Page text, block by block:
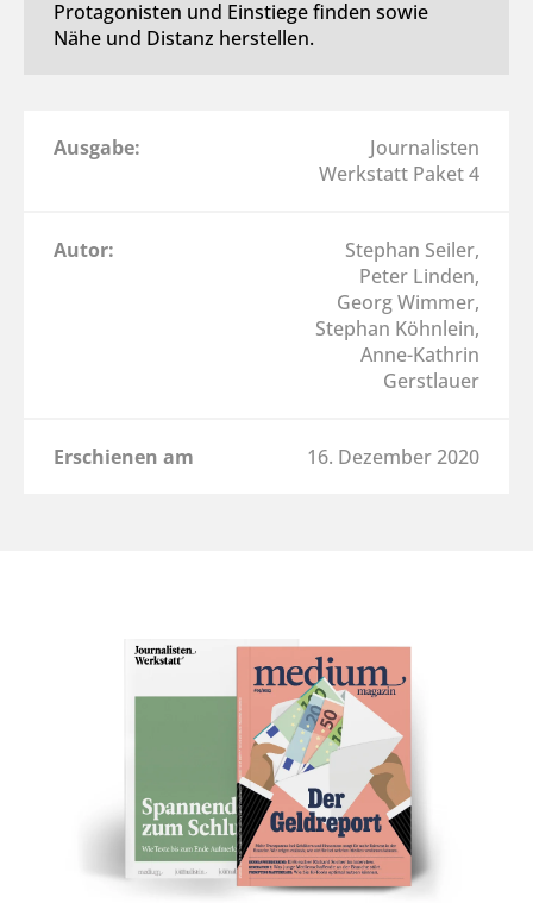
Protagonisten und Einstiege finden sowie
Nähe und Distanz herstellen.
Ausgabe:
Journalisten
Werkstatt Paket 4
Autor:
Stephan Seiler,
Peter Linden,
Georg Wimmer,
Stephan Köhnlein,
Anne-Kathrin
Gerstlauer
Erschienen am 16. Dezember 2020